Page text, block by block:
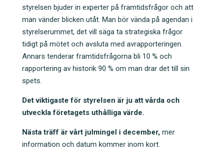
styrelsen bjuder in experter på framtidsfrågor och att
man vänder blicken utåt. Man bör vända på agendan i
styrelserummet, det vill säga ta strategiska frågor
tidigt på mötet och avsluta med avrapporteringen.
Annars tenderar framtidsfrågorna bli 10 % och
rapportering av historik 90 % om man drar det till sin
spets.
Det viktigaste för styrelsen är ju att vårda och
utveckla företagets uthålliga värde.
Nästa träff är vårt julmingel i december,mer
information och datum kommer inom kort.